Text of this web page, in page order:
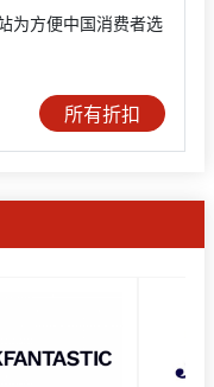
为方便中国消费者选
所有折扣